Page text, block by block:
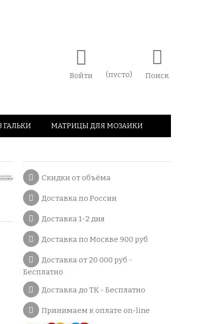
Поиск
(пусто)
Войти
ГАЛЬКИ МАТРИЦЫ ДЛЯ МОЗАИКИ
Скидки от объёма
Доставка по России
Доставка 1-2 дня
Доставка по Москве 900 руб
Доставка от 20 000 руб -
Бесплатно
Доставка до ТК - Бесплатно
Принимаем к оплате on-line